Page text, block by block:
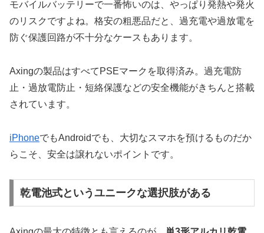
モバイルバッテリーで一番怖いのは、やっぱり発熱や発火
のリスクですよね。格安の粗悪品だと、過充電や過放電を
防ぐ保護回路が不十分なケースもあります。
Axingの製品はすべてPSEマークを取得済み。過充電防
止・過放電防止・短絡保護などの安全機能がきちんと搭載
されています。
iPhoneでもAndroidでも、大切なスマホを預けるものだか
らこそ、安全は譲れないポイントです。
乾電池式というユニークな選択肢がある